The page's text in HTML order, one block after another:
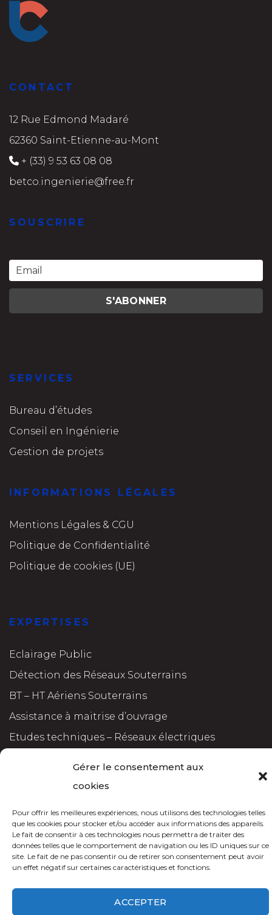
Gérer le consentement aux
cookies
Pour offrir les meilleures expériences, nous utilisons des technologies telles
que les cookies pour stocker et/ou accéder aux informations des appareils.
Le fait de consentir à ces technologies nous permettra de traiter des
données telles que le comportement de navigation ou les ID uniques sur ce
site. Le fait de ne pas consentir ou de retirer son consentement peut avoir
un effet négatif sur certaines caractéristiques et fonctions.
ACCEPTER
CONTACT
12 Rue Edmond Madaré
62360 Saint-Etienne-au-Mont
+ (33) 9 53 63 08 08
betco.ingenierie@free.fr
SOUSCRIRE
SERVICES
Bureau d’études
Conseil en Ingénierie
Gestion de projets
INFORMATIONS LÉGALES
Mentions Légales & CGU
Politique de Confidentialité
Politique de cookies (UE)
EXPERTISES
Eclairage Public
Détection des Réseaux Souterrains
BT – HT Aériens Souterrains
Assistance à maitrise d’ouvrage
Etudes techniques – Réseaux électriques
BetcO Ingénierie © 2024 site réalisé parinnovation conseil